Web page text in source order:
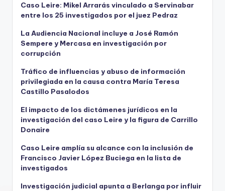
Caso Leire: Mikel Arrarás vinculado a Servinabar
entre los 25 investigados por el juez Pedraz
La Audiencia Nacional incluye a José Ramón
Sempere y Mercasa en investigación por
corrupción
Tráfico de influencias y abuso de información
privilegiada en la causa contra María Teresa
Castillo Pasalodos
El impacto de los dictámenes jurídicos en la
investigación del caso Leire y la figura de Carrillo
Donaire
Caso Leire amplía su alcance con la inclusión de
Francisco Javier López Buciega en la lista de
investigados
Investigación judicial apunta a Berlanga por influir